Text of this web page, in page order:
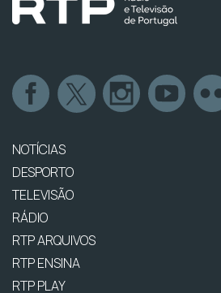
NOTÍCIAS
DESPORTO
TELEVISÃO
RÁDIO
RTP ARQUIVOS
RTP ENSINA
RTP PLAY